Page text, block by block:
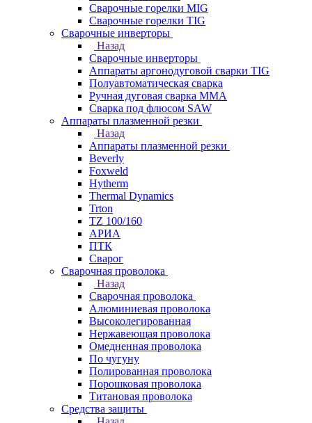
Сварочные горелки MIG
Сварочные горелки TIG
Сварочные инверторы
Назад
Сварочные инверторы
Аппараты аргонодуговой сварки TIG
Полуавтоматическая сварка
Ручная дуговая сварка MMA
Сварка под флюсом SAW
Аппараты плазменной резки
Назад
Аппараты плазменной резки
Beverly
Foxweld
Hytherm
Thermal Dynamics
Trton
TZ 100/160
АРИА
ПТК
Сварог
Сварочная проволока
Назад
Сварочная проволока
Алюминиевая проволока
Высоколегированная
Нержавеющая проволока
Омедненная проволока
По чугуну
Полированная проволока
Порошковая проволока
Титановая проволока
Средства защиты